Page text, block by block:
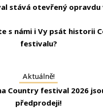
stává otevřený opravdu
s námi i Vy psát historii
festivalu?
Aktuálně!
Country festival 2026
předprodeji!